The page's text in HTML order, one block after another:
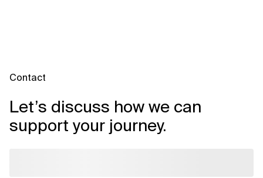
Contact
Let’s discuss how we can
support your journey.